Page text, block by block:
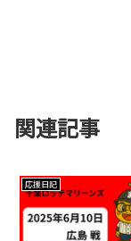
関連記事
応援日記